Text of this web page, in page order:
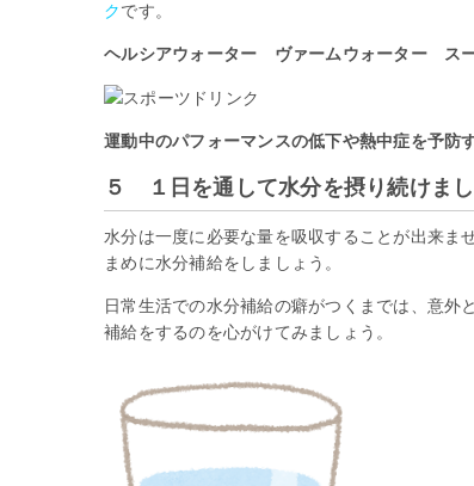
クです。
ヘルシアウォーター ヴァームウォーター ス
運動中のパフォーマンスの低下や熱中症を予防
５ １日を通して水分を摂り続けまし
水分は一度に必要な量を吸収することが出来ま
まめに水分補給をしましょう。
日常生活での水分補給の癖がつくまでは、意
補給をするのを心がけてみましょう。